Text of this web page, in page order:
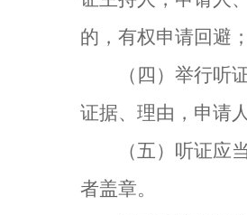
的，有权申请回避
（四）举行听证
证据、理由，申请
（五）听证应当
者盖章。